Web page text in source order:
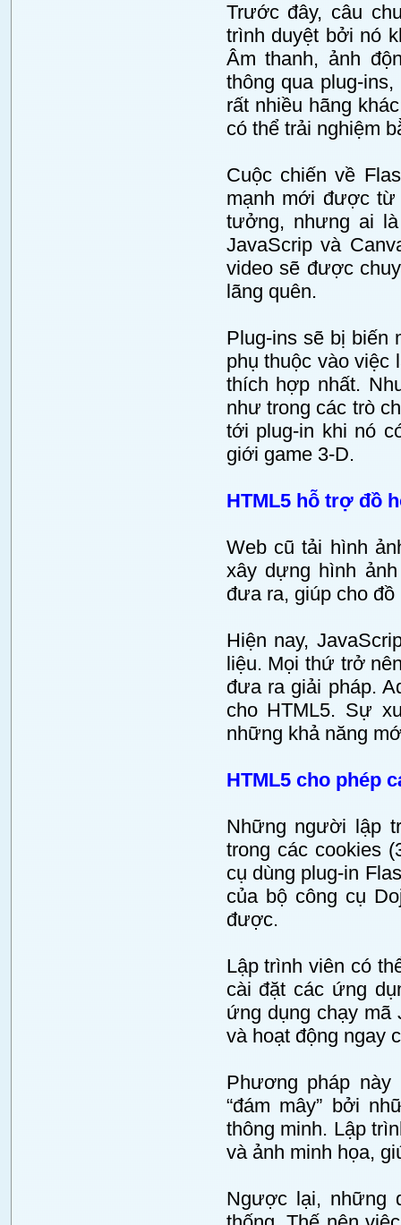
Trước đây, câu
trình duyệt bởi nó
Âm thanh, ảnh
thông qua plug-
rất nhiều hãng
có thể trải nghiệm
Cuộc chiến về
mạnh mới được từ
tưởng, nhưng ai
JavaScrip và
video sẽ được
lãng quên.
Plug-ins sẽ bị biến
phụ thuộc vào việc
thích hợp nhất.
như trong các trò
tới plug-in khi nó
giới game 3-D.
HTML5 hỗ trợ đồ
Web cũ tải hình
xây dựng hình
đưa ra, giúp cho
Hiện nay,
liệu. Mọi thứ trở
đưa ra giải pháp.
cho HTML5. Sự
những khả năng
HTML5 cho phép
Những người lập
trong các cookies
cụ dùng plug-in
của bộ công cụ
được.
Lập trình viên có
cài đặt các ứng
ứng dụng chạy mã
và hoạt động ngay
Phương pháp
“đám mây” bởi
thông minh. Lập
và ảnh minh họa,
Ngược lại, những